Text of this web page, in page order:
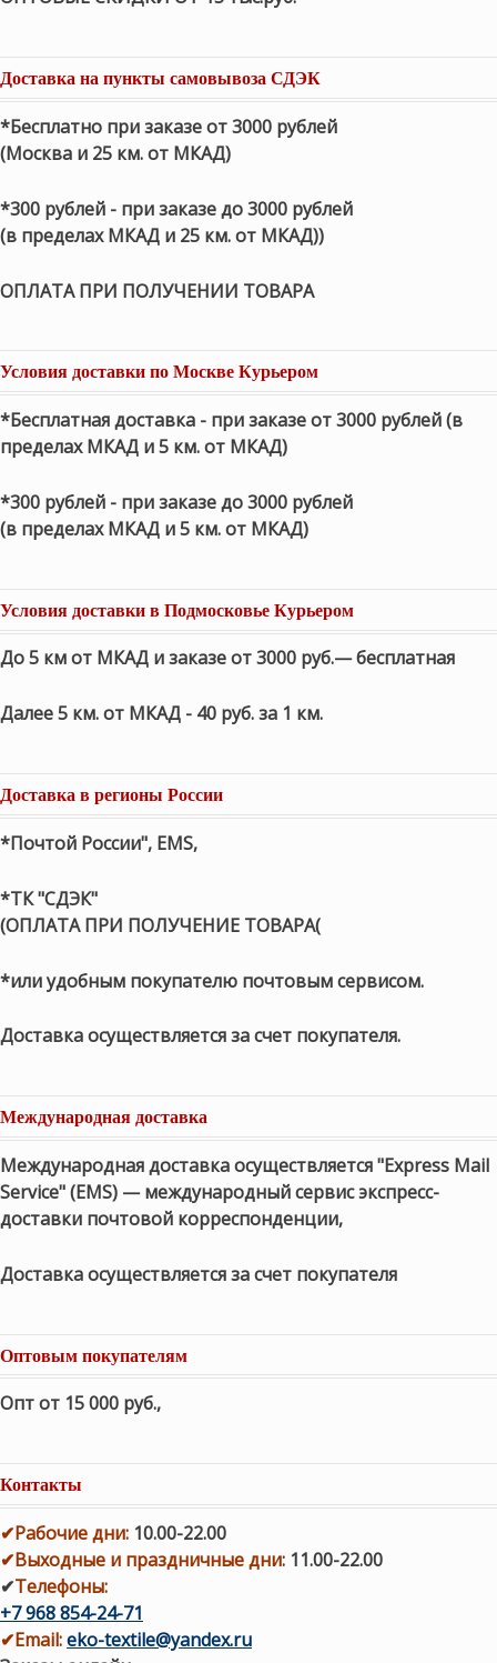
Доставка на пункты самовывоза СДЭК
*Бесплатно при заказе от 3000 рублей
(Москва и 25 км. от МКАД)
*300 рублей - при заказе до 3000 рублей
(в пределах МКАД и 25 км. от МКАД))
ОПЛАТА ПРИ ПОЛУЧЕНИИ ТОВАРА
Условия доставки по Москве Курьером
*Бесплатная доставка - при заказе от 3000 рублей (в
пределах МКАД и 5 км. от МКАД)
*300 рублей - при заказе до 3000 рублей
(в пределах МКАД и 5 км. от МКАД)
Условия доставки в Подмосковье Курьером
До 5 км от МКАД и заказе от 3000 руб.— бесплатная
Далее 5 км. от МКАД - 40 руб. за 1 км.
Доставка в регионы России
*Почтой России", EMS,
*ТК "СДЭК"
(ОПЛАТА ПРИ ПОЛУЧЕНИЕ ТОВАРА(
*или удобным покупателю почтовым сервисом.
Доставка осуществляется за счет покупателя.
Международная доставка
Международная доставка осуществляется "Express Mail
Service" (EMS) — международный сервис экспресс-
доставки почтовой корреспонденции,
Доставка осуществляется за счет покупателя
Оптовым покупателям
Опт от 15 000 руб.,
Контакты
✔Рабочие дни: 10.00-22.00
✔Выходные и праздничные дни: 11.00-22.00
✔Телефоны:
+7 968 854-24-71
✔Email:eko-textile@yandex.ru